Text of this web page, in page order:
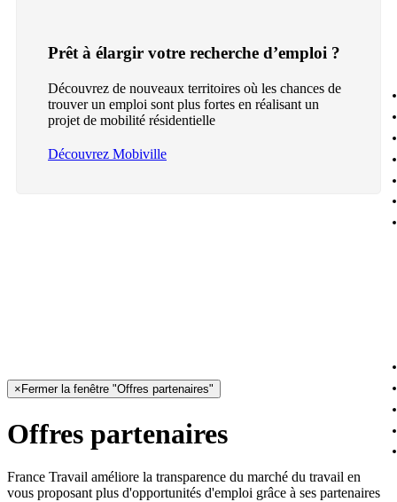
Prêt à élargir votre recherche d’emploi ?
Découvrez de nouveaux territoires où les chances de
trouver un emploi sont plus fortes en réalisant un
projet de mobilité résidentielle
Découvrez Mobiville
× Fermer la fenêtre "Offres partenaires"
Offres partenaires
France Travail améliore la transparence du marché du travail en
vous proposant plus d'opportunités d'emploi grâce à ses partenaires